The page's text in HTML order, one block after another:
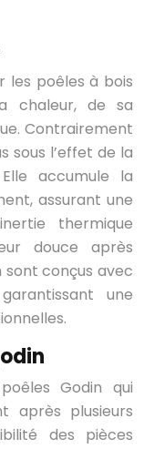
les poêles à bois
chaleur, de sa
Contrairement
sous l’effet de la
accumule la
assurant une
thermique
douce après
sont conçus avec
une
Godin qui
après plusieurs
des pièces